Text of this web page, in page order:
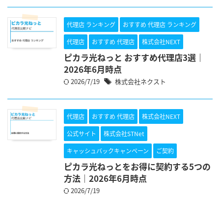
代理店 ランキング おすすめ 代理店 ランキング
代理店 おすすめ 代理店 株式会社NEXT
ピカラ光ねっと おすすめ代理店3選｜
2026年6月時点
2026/7/19 株式会社ネクスト
代理店 おすすめ 代理店 株式会社NEXT
公式サイト 株式会社STNet
キャッシュバックキャンペーン ご契約
ピカラ光ねっとをお得に契約する5つの
方法｜2026年6月時点
2026/7/19